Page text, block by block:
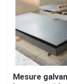
Tube carré
Tuyau
bande
Mesure